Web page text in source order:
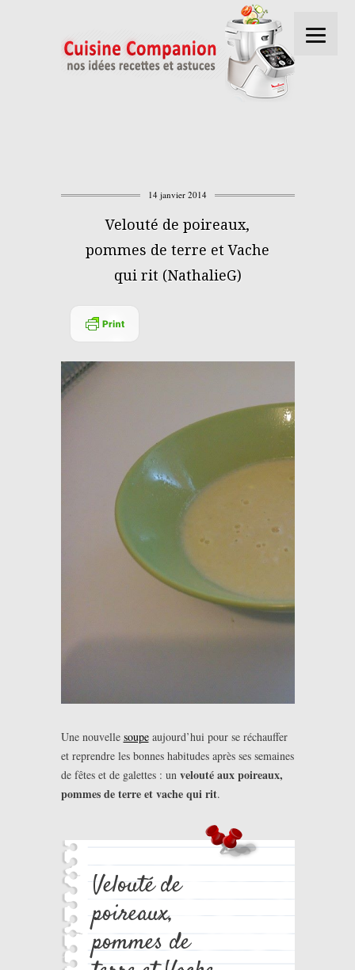
14 janvier 2014
Velouté de poireaux,
pommes de terre et Vache
qui rit (NathalieG)
Une nouvelle soupeaujourd’hui pour se réchauffer
et reprendre les bonnes habitudes après ses semaines
de fêtes et de galettes : unvelouté aux poireaux,
pommes de terre et vache qui rit.
Velouté de
poireaux,
pommes de